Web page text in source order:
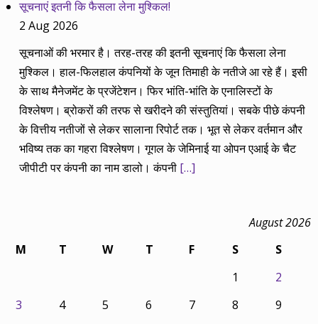
सूचनाएं इतनी कि फैसला लेना मुश्किल!
2 Aug 2026
सूचनाओं की भरमार है। तरह-तरह की इतनी सूचनाएं कि फैसला लेना
मुश्किल। हाल-फिलहाल कंपनियों के जून तिमाही के नतीजे आ रहे हैं। इसी
के साथ मैनेजमेंट के प्रजेंटेशन। फिर भांति-भांति के एनालिस्टों के
विश्लेषण। ब्रोकरों की तरफ से खरीदने की संस्तुतियां। सबके पीछे कंपनी
के वित्तीय नतीजों से लेकर सालाना रिपोर्ट तक। भूत से लेकर वर्तमान और
भविष्य तक का गहरा विश्लेषण। गूगल के जेमिनाई या ओपन एआई के चैट
जीपीटी पर कंपनी का नाम डालो। कंपनी […]
August 2026
M
T W T F S
S
1
2
3
4 5 6 7 8
9